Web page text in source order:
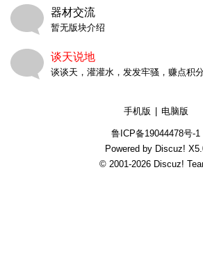
器材交流
暂无版块介绍
谈天说地
谈谈天，灌灌水，发发牢骚，赚点积
手机版 电脑版
鲁ICP备19044478号-1
Powered by Discuz!
© 2001-2026 Discuz!